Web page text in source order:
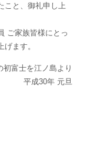
こと、御礼申し上
ご家族皆様にとっ
ます。
富士を江ノ島より
平成30年 元旦